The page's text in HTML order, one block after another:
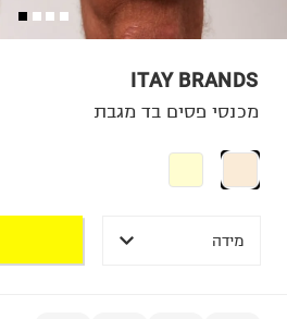
ITAY BRANDS
מכנסי פסים בד מגבת
מידה